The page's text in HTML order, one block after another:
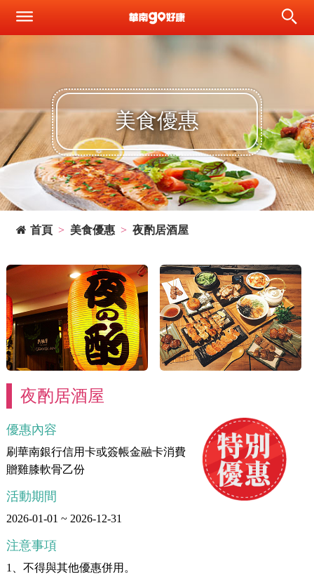
美食優惠
首頁 美食優惠 夜酌居酒屋
夜酌居酒屋
優惠內容
刷華南銀行信用卡或簽帳金融卡消費
贈雞膝軟骨乙份
活動期間
2026-01-01 ~ 2026-12-31
注意事項
1、不得與其他優惠併用。